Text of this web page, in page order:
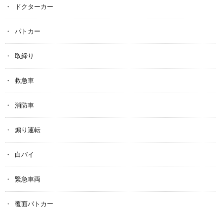
ドクターカー
パトカー
取締り
救急車
消防車
煽り運転
白バイ
緊急車両
覆面パトカー